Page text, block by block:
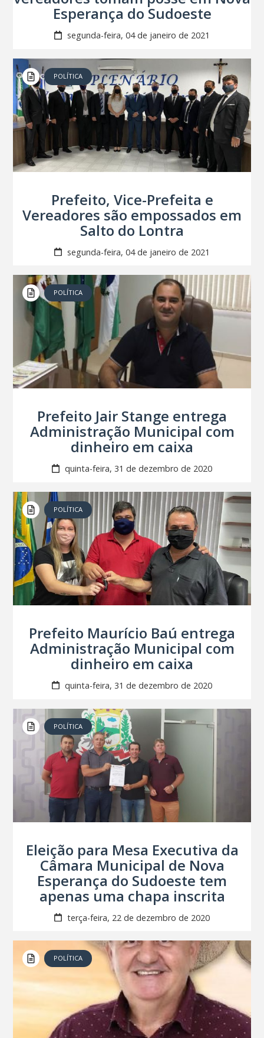
Esperança do Sudoeste
segunda-feira, 04 de janeiro de 2021
POLÍTICA
Prefeito, Vice-Prefeita e
Vereadores são empossados em
Salto do Lontra
segunda-feira, 04 de janeiro de 2021
POLÍTICA
Prefeito Jair Stange entrega
Administração Municipal com
dinheiro em caixa
quinta-feira, 31 de dezembro de 2020
POLÍTICA
Prefeito Maurício Baú entrega
Administração Municipal com
dinheiro em caixa
quinta-feira, 31 de dezembro de 2020
POLÍTICA
Eleição para Mesa Executiva da
Câmara Municipal de Nova
Esperança do Sudoeste tem
apenas uma chapa inscrita
terça-feira, 22 de dezembro de 2020
POLÍTICA